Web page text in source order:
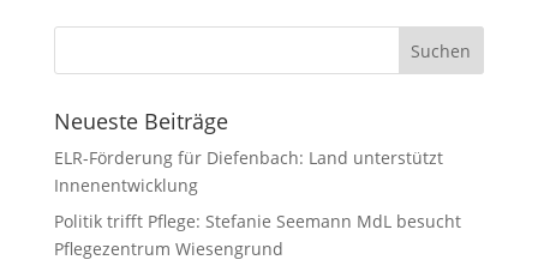
Neueste Beiträge
ELR-Förderung für Diefenbach: Land unterstützt
Innenentwicklung
Politik trifft Pflege: Stefanie Seemann MdL besucht
Pflegezentrum Wiesengrund